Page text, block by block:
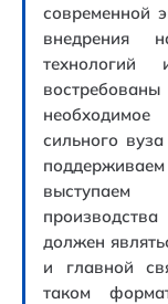
современной
внедрения
сильного
выступаем
должен
и главной
таком